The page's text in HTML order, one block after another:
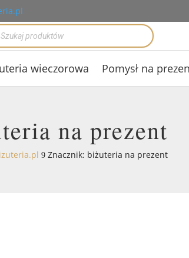
wieczorowa Pomysł na
na prezent
9 Znacznik: biżuteria na prezent